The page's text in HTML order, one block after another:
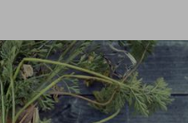
und
Pools zur Vermeidung
und des Ski-Raums